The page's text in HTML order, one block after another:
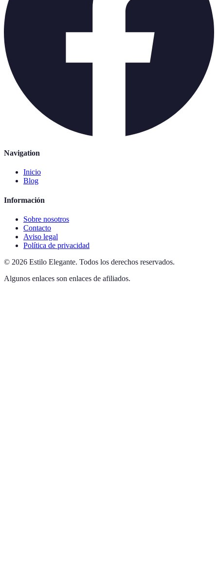
Navigation
Inicio
Blog
Información
Sobre nosotros
Contacto
Aviso legal
Política de privacidad
© 2026 Estilo Elegante. Todos los derechos reservados.
Algunos enlaces son enlaces de afiliados.